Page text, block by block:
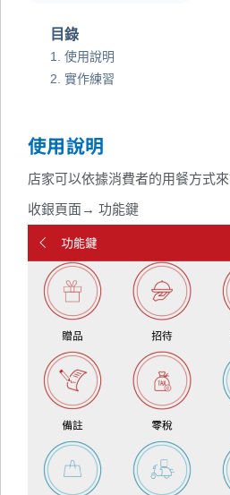
目錄
使用說明
實作練習
使用說明
店家可以依據消費者的用餐方式
收銀頁面→ 功能鍵